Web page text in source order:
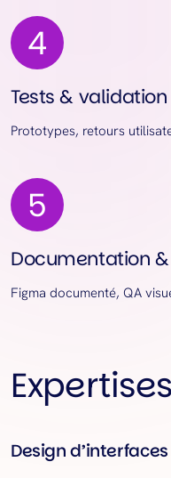
Tests & validation
Prototypes, retours
Documentation
Figma documenté, QA
Design d’interfaces